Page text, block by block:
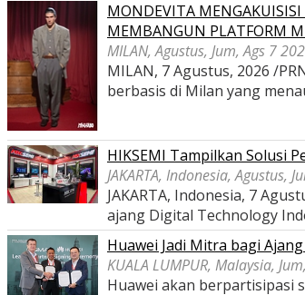
MONDEVITA
MEMBANGUN PLATFORM
MILAN, Agustus, Jum, Ags 7
MILAN, 7 Agustus, 2026 /
berbasis di Milan yang
HIKSEMI Tampilkan Solusi
JAKARTA, Indonesia, Agustus,
JAKARTA, Indonesia, 7
ajang Digital Technology
Huawei Jadi Mitra bagi Ajang
KUALA LUMPUR, Malaysia,
Huawei akan berpartisipasi